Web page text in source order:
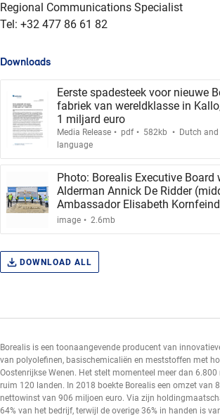
Regional Communications Specialist
Tel: +32 477 86 61 82
Downloads
Eerste spadesteek voor nieuwe
fabriek van wereldklasse in
1 miljard euro
Media Release. pdf . 582kb . Dutch
language
Photo: Borealis Executive Board
Alderman Annick De Ridder
Ambassador Elisabeth
image . 2.6mb
DOWNLOAD ALL
Borealis is een toonaangevende producent van
van polyolefinen, basischemicaliën en meststoffen met
Oostenrijkse Wenen. Het stelt momenteel meer dan 6.800
ruim 120 landen. In 2018 boekte Borealis een omzet van
nettowinst van 906 miljoen euro. Via zijn
64% van het bedrijf, terwijl de overige 36% in handen is